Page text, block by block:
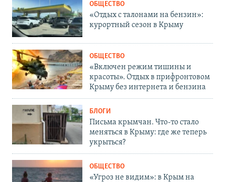
ОБЩЕСТВО
«Отдых с талонами на бензин»:
курортный сезон в Крыму
ОБЩЕСТВО
«Включен режим тишины и
красоты». Отдых в прифронтовом
Крыму без интернета и бензина
БЛОГИ
Письма крымчан. Что-то стало
меняться в Крыму: где же теперь
укрыться?
ОБЩЕСТВО
«Угроз не видим»: в Крым на